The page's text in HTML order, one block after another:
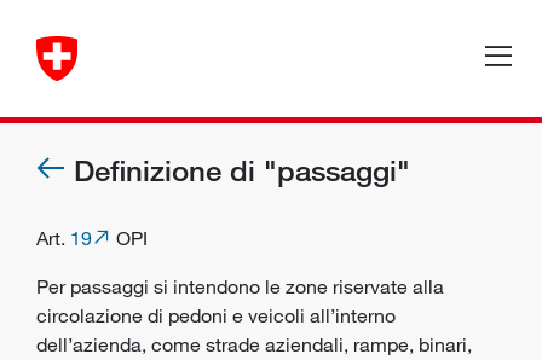
Definizione di "passaggi"
Art. 19
OPI
Per passaggi si intendono le zone riservate alla
circolazione di pedoni e veicoli all’interno
dell’azienda, come strade aziendali, rampe, binari,